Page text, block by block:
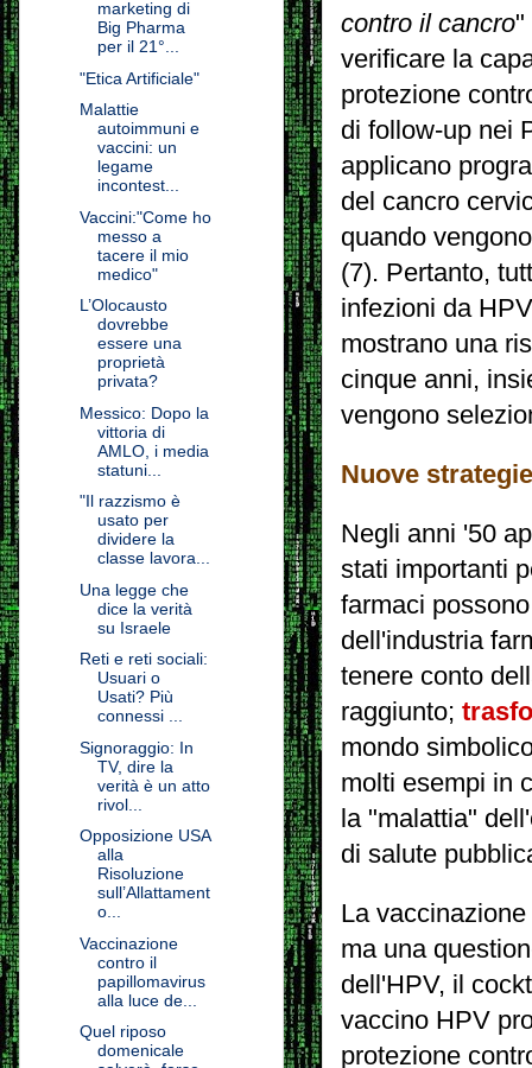
contro il cancro"
verificare la
protezione
di follow-up nei
applicano
del cancro
quando
(7). Pertanto,
infezioni da
mostrano una
cinque anni,
vengono
Nuove
Negli anni '50
stati importanti
farmaci
dell'industria
tenere conto
raggiunto;
mondo
molti esempi in
la "malattia"
di salute
La
ma una
dell'HPV, il
vaccino HPV
protezione
marketing di
Big Pharma
per il 21°...
"Etica Artificiale"
Malattie
autoimmuni e
vaccini: un
legame
incontest...
Vaccini:"Come ho
messo a
tacere il mio
medico"
L’Olocausto
dovrebbe
essere una
proprietà
privata?
Messico: Dopo la
vittoria di
AMLO, i media
statuni...
"Il razzismo è
usato per
dividere la
classe lavora...
Una legge che
dice la verità
su Israele
Reti e reti sociali:
Usuari o
Usati? Più
connessi ...
Signoraggio: In
TV, dire la
verità è un atto
rivol...
Opposizione USA
alla
Risoluzione
sull’Allattament
o...
Vaccinazione
contro il
papillomavirus
alla luce de...
Quel riposo
domenicale